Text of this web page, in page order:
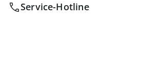
Service-Hotline